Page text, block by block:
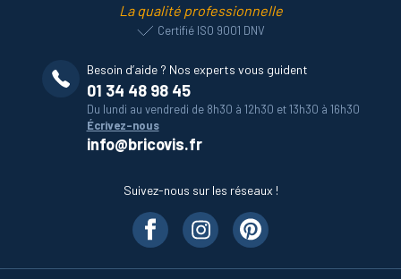
La qualité professionnelle
Certifié ISO 9001 DNV
Besoin d’aide ? Nos experts vous guident
01 34 48 98 45
Du lundi au vendredi de 8h30 à 12h30 et 13h30 à 16h30
Écrivez-nous
info@bricovis.fr
Suivez-nous sur les réseaux !